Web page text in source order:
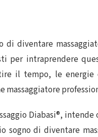
diventare
per intraprendere
il tempo, le energie
massaggiatore
Diabasi®,
sogno di diventare